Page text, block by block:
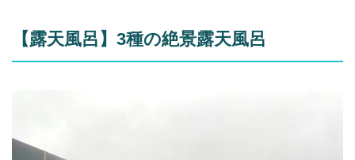
【露天風呂】3種の絶景露天風呂